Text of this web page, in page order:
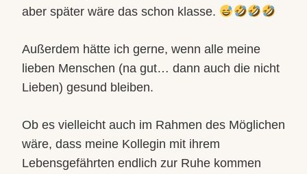
aber später wäre das schon klasse.
Außerdem hätte ich gerne, wenn alle meine
lieben Menschen (na gut… dann auch die nicht
Lieben) gesund bleiben.
Ob es vielleicht auch im Rahmen des Möglichen
wäre, dass meine Kollegin mit ihrem
Lebensgefährten endlich zur Ruhe kommen